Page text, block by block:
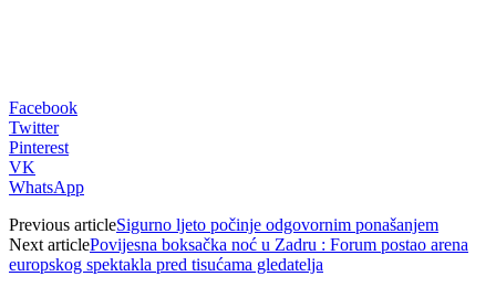
Facebook
Twitter
Pinterest
VK
WhatsApp
Previous articleSigurno ljeto počinje odgovornim ponašanjem
Next articlePovijesna boksačka noć u Zadru : Forum postao arena
europskog spektakla pred tisućama gledatelja